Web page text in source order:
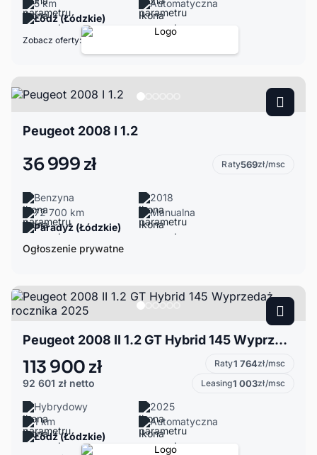
5 km
Automatyczna
Łódź (Łódzkie)
Zobacz oferty:
Peugeot 2008 I 1.2
36 999 zł Raty569zł/msc
Benzyna
2018
72 700 km
Manualna
Paradyż (Łódzkie)
Ogłoszenie prywatne
Peugeot 2008 II 1.2 GT Hybrid 145 Wyprzedaż rocznika 2025
113 900 zł
92 601 zł netto
Raty1 764zł/msc
Leasing1 003zł/msc
Hybrydowy
2025
1 km
Automatyczna
Łódź (Łódzkie)